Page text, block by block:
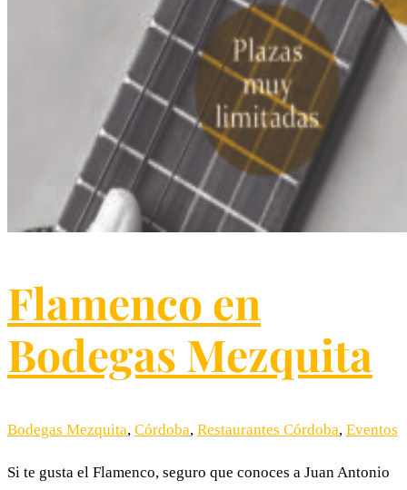
Flamenco en
Bodegas Mezquita
Bodegas Mezquita, Córdoba, Restaurantes Córdoba, Eventos
Si te gusta el Flamenco, seguro que conoces a Juan Antonio